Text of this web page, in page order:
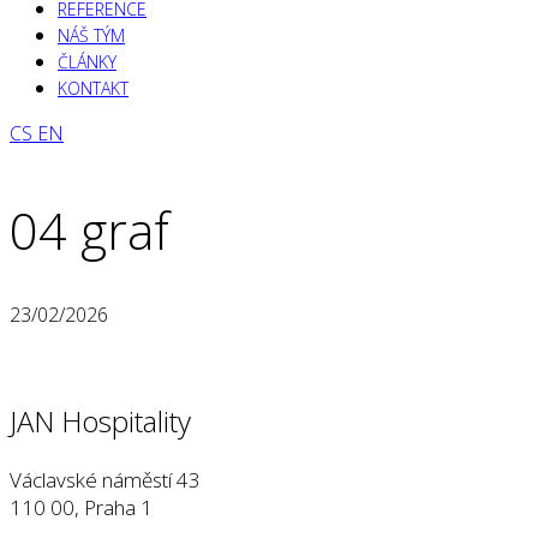
REFERENCE
NÁŠ TÝM
ČLÁNKY
KONTAKT
CS EN
04 graf
23/02/2026
JAN Hospitality
Václavské náměstí 43
110 00, Praha 1